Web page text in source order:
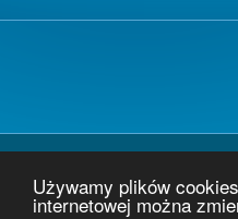
Używamy plików
internetowej można